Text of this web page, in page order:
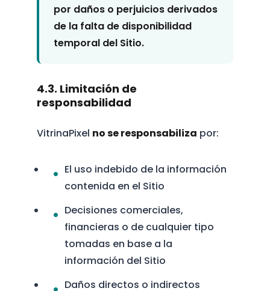
por daños o perjuicios derivados
de la falta de disponibilidad
temporal del Sitio.
4.3. Limitación de
responsabilidad
VitrinaPixel no se responsabiliza por:
El uso indebido de la información
contenida en el Sitio
Decisiones comerciales,
financieras o de cualquier tipo
tomadas en base a la
información del Sitio
Daños directos o indirectos